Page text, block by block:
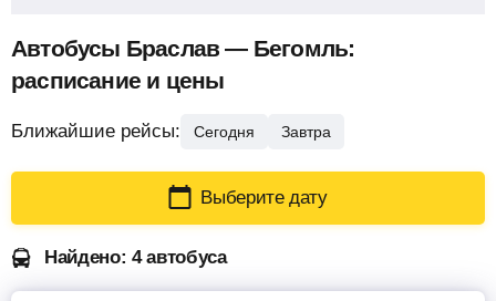
Автобусы Браслав — Бегомль:
расписание и цены
Ближайшие рейсы: Сегодня Завтра
Выберите дату
Найдено: 4 автобуса